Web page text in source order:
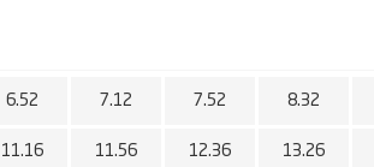
6.52 7.12 7.52 8.32
11.16 11.56 12.36 13.26